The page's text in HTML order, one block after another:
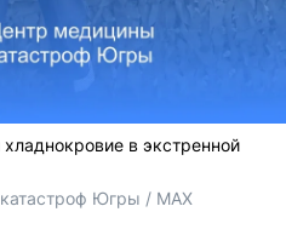
в экстренной
Югры / MAX